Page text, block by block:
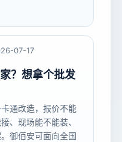
07-17
？想拿个批发
通改造，报价不能
、现场能不能装、
御佰安可面向全国